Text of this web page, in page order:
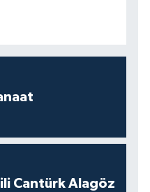
Cantürk Alagöz